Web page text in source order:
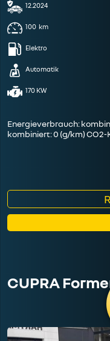
12.2024
100 km
Elektro
Automatik
170 KW
Energieverbrauch:
kombiniert: 0 (g/km) CO2-
CUPRA